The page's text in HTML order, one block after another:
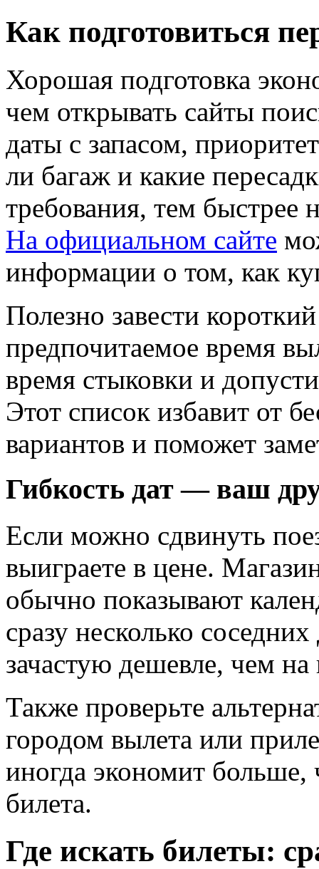
Как подготовиться
Хорошая подготовка
чем открывать сайты
даты с запасом,
ли багаж и какие
требования, тем быстрее
На официальном сайте
информации о том, как
Полезно завести
предпочитаемое время
время стыковки и
Этот список избавит от
вариантов и поможет
Гибкость дат — ваш
Если можно сдвинуть
выиграете в цене.
обычно показывают
сразу несколько
зачастую дешевле, чем
Также проверьте
городом вылета или
иногда экономит больше,
билета.
Где искать билеты: